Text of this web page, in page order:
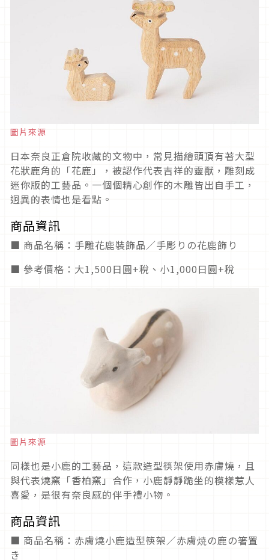
圖片來源
日本奈良正倉院收藏的文物中，常見描繪頭頂有著大型
花狀鹿角的「花鹿」，被認作代表吉祥的靈獸，雕刻成
迷你版的工藝品。一個個精心創作的木雕皆出自手工，
迥異的表情也是看點。
商品資訊
■ 商品名稱：手雕花鹿裝飾品／手彫りの花鹿飾り
■ 參考價格：大1,500日圓+稅、小1,000日圓+稅
圖片來源
同樣也是小鹿的工藝品，這款造型筷架使用赤膚燒，且
與代表燒窯「香柏窯」合作，小鹿靜靜跪坐的模樣惹人
喜愛，是很有奈良感的伴手禮小物。
商品資訊
■ 商品名稱：赤膚燒小鹿造型筷架／赤膚焼の鹿の箸置
き